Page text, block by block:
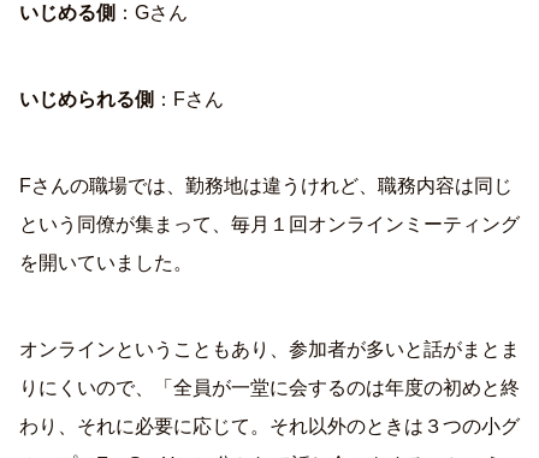
いじめる側 ：Gさん
いじめられる側 ：Fさん
Fさんの職場では、勤務地は違うけれど、職務内容は同じ
という同僚が集まって、毎月１回オンラインミーティング
を開いていました。
オンラインということもあり、参加者が多いと話がまとま
りにくいので、「全員が一堂に会するのは年度の初めと終
わり、それに必要に応じて。それ以外のときは３つの小グ